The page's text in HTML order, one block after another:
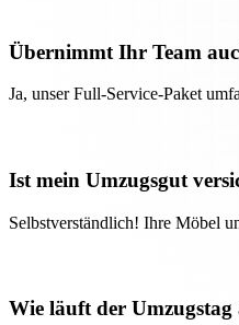
Übernimmt Ihr Team
Ja, unser Full-Service-Paket
Ist mein Umzugsgut
Selbstverständlich! Ihre Möbel
Wie läuft der Umzugstag